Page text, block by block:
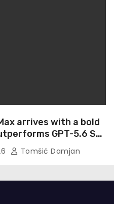
arrives with a bold
GPT-5.6 Sol
5 on agentic
Tomšić Damjan